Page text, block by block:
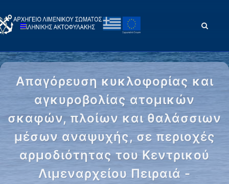
Απαγόρευση κυκλοφορίας και
αγκυροβολίας ατομικών
σκαφών, πλοίων και θαλάσσιων
μέσων αναψυχής, σε περιοχές
αρμοδιότητας του Κεντρικού
Λιμεναρχείου Πειραιά -